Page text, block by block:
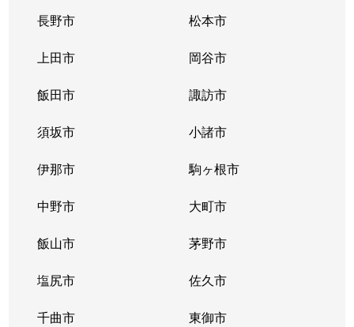
長野市 松本市
上田市 岡谷市
飯田市 諏訪市
須坂市 小諸市
伊那市 駒ヶ根市
中野市 大町市
飯山市 茅野市
塩尻市 佐久市
千曲市 東御市